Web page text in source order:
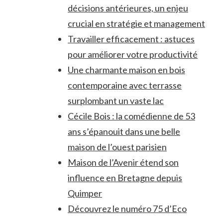
décisions antérieures, un enjeu
crucial en stratégie et management
Travailler efficacement : astuces
pour améliorer votre productivité
Une charmante maison en bois
contemporaine avec terrasse
surplombant un vaste lac
Cécile Bois : la comédienne de 53
ans s’épanouit dans une belle
maison de l’ouest parisien
Maison de l’Avenir étend son
influence en Bretagne depuis
Quimper
Découvrez le numéro 75 d’Eco